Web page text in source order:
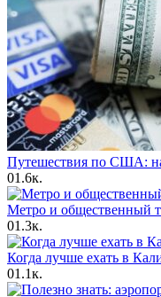
Путешествия по США:
01.6к.
Метро и общественный
01.3к.
Когда лучше ехать в
01.1к.